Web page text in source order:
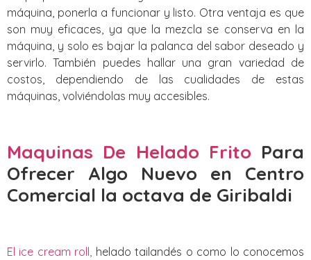
máquina, ponerla a funcionar y listo. Otra ventaja es que
son muy eficaces, ya que la mezcla se conserva en la
máquina, y solo es bajar la palanca del sabor deseado y
servirlo. También puedes hallar una gran variedad de
costos, dependiendo de las cualidades de estas
máquinas, volviéndolas muy accesibles.
Maquinas De Helado Frito Para
Ofrecer Algo Nuevo
en Centro
Comercial la octava de Giribaldi
El ice cream roll, helado tailandés o como lo conocemos